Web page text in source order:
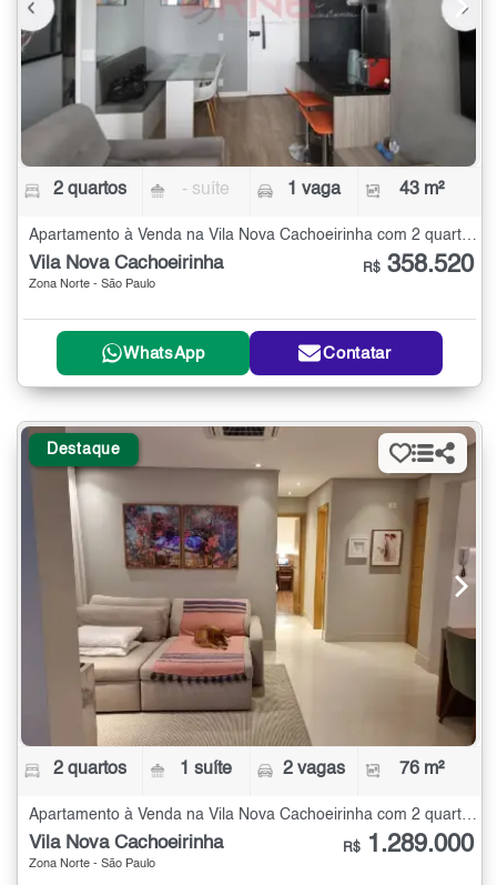
2 quartos - suíte 1 vaga 43 m²
Apartamento à Venda na Vila Nova Cachoeirinha com 2 quartos - 43 m²
Vila Nova Cachoeirinha
Zona Norte - São Paulo
R$ 358.520
WhatsApp Contatar
Destaque
2 quartos 1 suíte 2 vagas 76 m²
Apartamento à Venda na Vila Nova Cachoeirinha com 2 quartos - 76 m²
Vila Nova Cachoeirinha
Zona Norte - São Paulo
R$ 1.289.000